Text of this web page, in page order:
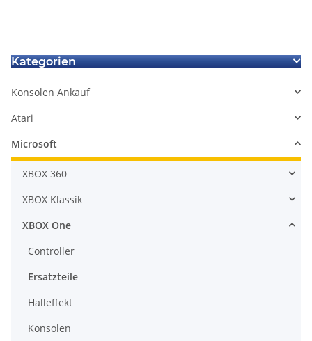
Kategorien
Konsolen Ankauf
Atari
Microsoft
XBOX 360
XBOX Klassik
XBOX One
Controller
Ersatzteile
Halleffekt
Konsolen